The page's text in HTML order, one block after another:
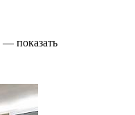
— показать